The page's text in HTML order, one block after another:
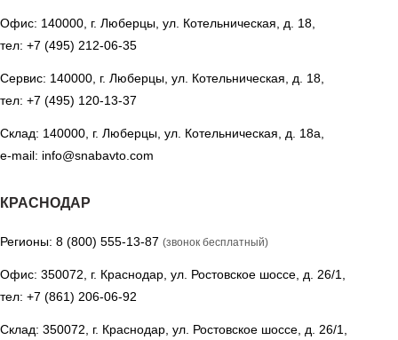
Офис: 140000, г. Люберцы, ул. Котельническая, д. 18,
тел: +7 (495) 212-06-35
Сервис: 140000, г. Люберцы, ул. Котельническая, д. 18,
тел: +7 (495) 120-13-37
Склад: 140000, г. Люберцы, ул. Котельническая, д. 18а,
e-mail: info@snabavto.com
КРАСНОДАР
Регионы: 8 (800) 555-13-87 (звонок бесплатный)
Офис: 350072, г. Краснодар, ул. Ростовское шоссе, д. 26/1,
тел: +7 (861) 206-06-92
Склад: 350072, г. Краснодар, ул. Ростовское шоссе, д. 26/1,